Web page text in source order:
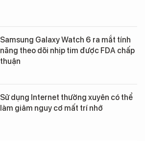
Samsung Galaxy Watch 6 ra mắt tính
năng theo dõi nhịp tim được FDA chấp
thuận
Sử dụng Internet thường xuyên có thể
làm giảm nguy cơ mất trí nhớ